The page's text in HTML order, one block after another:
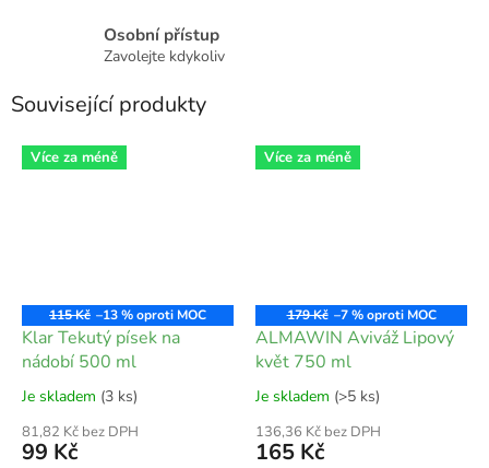
Osobní přístup
Zavolejte kdykoliv
Související produkty
Více za méně
115 Kč –13 %
Klar Tekutý písek na
nádobí 500 ml
Je skladem (3 ks)
81,82 Kč bez DPH
99 Kč
Více za méně
179 Kč –7 %
ALMAWIN Aviváž Lipový
květ 750 ml
Je skladem (>5 ks)
136,36 Kč bez DPH
165 Kč